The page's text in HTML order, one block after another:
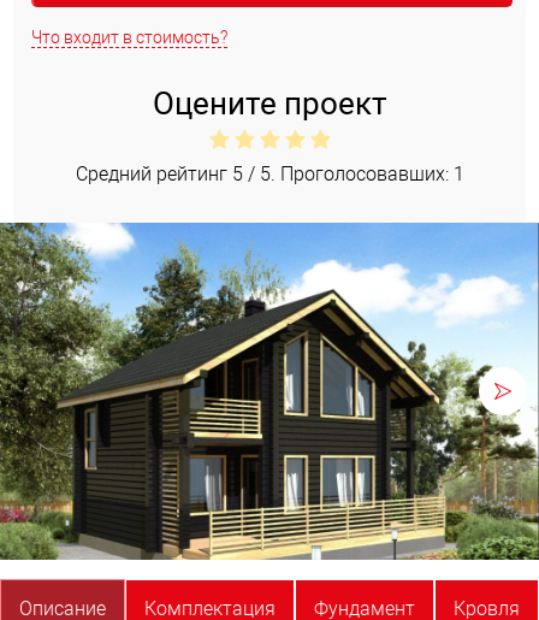
Что входит в стоимость?
Оцените проект
Средний рейтинг 5/ 5. Проголосовавших: 1
Описание Комплектация Фундамент Кровля